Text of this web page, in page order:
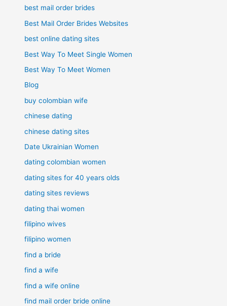
best mail order brides
Best Mail Order Brides Websites
best online dating sites
Best Way To Meet Single Women
Best Way To Meet Women
Blog
buy colombian wife
chinese dating
chinese dating sites
Date Ukrainian Women
dating colombian women
dating sites for 40 years olds
dating sites reviews
dating thai women
filipino wives
filipino women
find a bride
find a wife
find a wife online
find mail order bride online